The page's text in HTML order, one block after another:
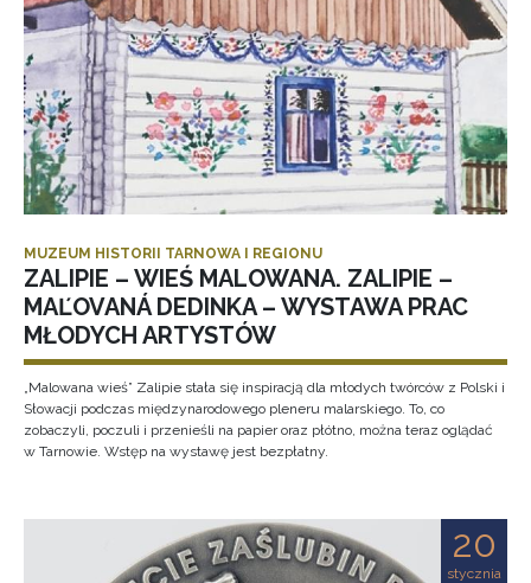
MUZEUM HISTORII TARNOWA I REGIONU
ZALIPIE – WIEŚ MALOWANA. ZALIPIE –
MAĽOVANÁ DEDINKA – WYSTAWA PRAC
MŁODYCH ARTYSTÓW
„Malowana wieś” Zalipie stała się inspiracją dla młodych twórców z Polski i
Słowacji podczas międzynarodowego pleneru malarskiego. To, co
zobaczyli, poczuli i przenieśli na papier oraz płótno, można teraz oglądać
w Tarnowie. Wstęp na wystawę jest bezpłatny.
20
stycznia